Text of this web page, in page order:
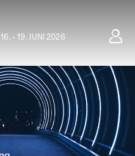
16. - 19. JUNI 2026